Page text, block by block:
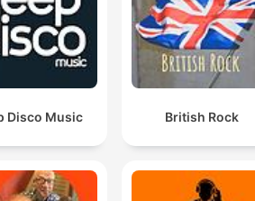
Disco Music British Rock